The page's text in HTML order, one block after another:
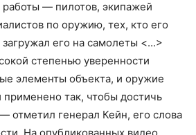
работы — пилотов, экипажей
по оружию, тех, кто его
загружал его на самолеты <...>
степенью уверенности
элементы объекта, и оружие
применено так, чтобы достичь
отметил генерал Кейн, его слова